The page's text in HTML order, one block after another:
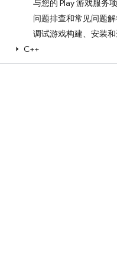
与您的 Play 游戏服务
问题排查和常见问题
调试游戏构建、安装
C++